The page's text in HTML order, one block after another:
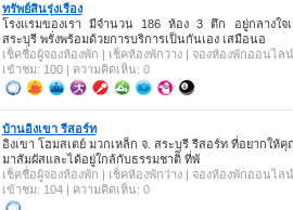
ทรัพย์สินรุ่งเรือง
โรงแรมของเรา มีจำนวน 186 ห้อง 3 ตึก อยู่กลางใจเ
สระบุรี พรั่งพร้อมด้วยการบริการเป็นกันเอง เสมือนอ
เช็คชื่อผู้จองห้องพัก | เช็คห้องพักว่าง | จองห้องพักออนไลน์
เข้าชม: 100 | ความคิดเห็น: 0
บ้านอิงเขา รีสอร์ท
อิงเขา โฮมสเตย์ มวกเหล็ก จ. สระบุรี รีสอร์ท ที่อยากให้
มาสัมผัสและได้อยู่ใกล้กับธรรมชาติิ ที่พั
เช็คชื่อผู้จองห้องพัก | เช็คห้องพักว่าง | จองห้องพักออนไลน์
เข้าชม: 104 | ความคิดเห็น: 0